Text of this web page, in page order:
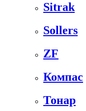
Sitrak
Sollers
ZF
Компас
Тонар